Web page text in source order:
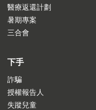
醫療返還計劃
暑期專案
三合會
下手
詐騙
授權報告人
失蹤兒童